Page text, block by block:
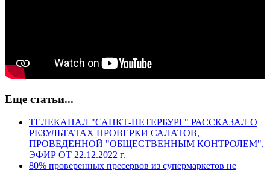
Еще статьи...
ТЕЛЕКАНАЛ "САНКТ-ПЕТЕРБУРГ" РАССКАЗАЛ О
РЕЗУЛЬТАТАХ ПРОВЕРКИ САЛАТОВ,
ПРОВЕДЕННОЙ "ОБЩЕСТВЕННЫМ КОНТРОЛЕМ",
ЭФИР ОТ 22.12.2022 г.
80% проверенных пресервов из супермаркетов не